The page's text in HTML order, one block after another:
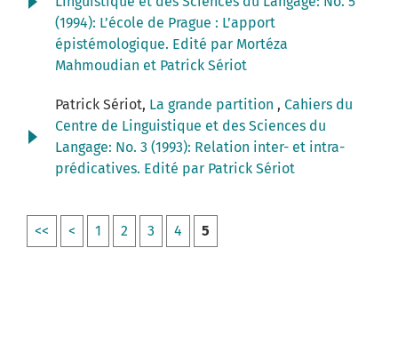
(1994): L’école de Prague : L’apport
épistémologique. Edité par Mortéza
Mahmoudian et Patrick Sériot
Patrick Sériot, La grande partition , Cahiers du
Centre de Linguistique et des Sciences du
Langage: No. 3 (1993): Relation inter- et intra-
prédicatives. Edité par Patrick Sériot
<< < 1 2 3 4 5